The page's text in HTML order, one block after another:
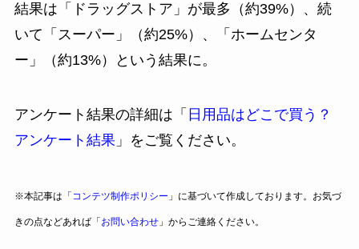
結果は「ドラッグストア」が最多（約39%）、続
いて「スーパー」（約25%）、「ホームセンタ
ー」（約13%）という結果に。
アンケート結果の詳細は「 日用品はどこで買う？
アンケート結果 」をご覧ください。
※本記事は「 コンテツ制作ポリシー 」に基づいて作成しております。お気づ
きの点などあれば「 お問い合わせ」からご連絡ください。